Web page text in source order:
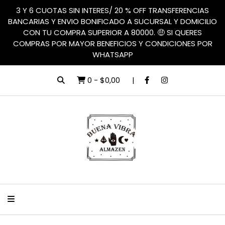
3 Y 6 CUOTAS SIN INTERES/ 20 % OFF TRANSFERENCIAS
BANCARIAS Y ENVIO BONIFICADO A SUCURSAL Y DOMICILIO
CON TU COMPRA SUPERIOR A 80000. 🤑 SI QUERES
COMPRAS POR MAYOR BENEFICIOS Y CONDICIONES POR
WHATSAPP
0 - $0,00